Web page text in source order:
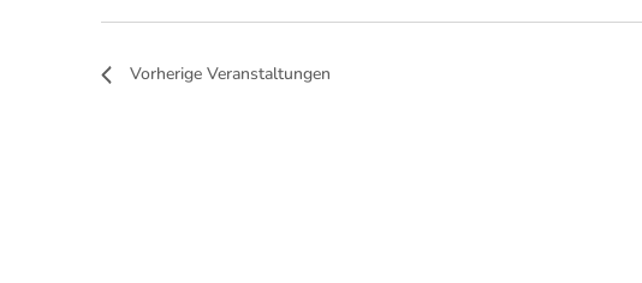
Vorherige Veranstaltungen